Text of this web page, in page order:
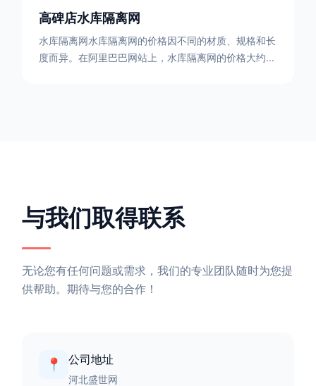
高碑店水库隔离网
水库隔离网水库隔离网的价格因不同的材质、规格和长
度而异。在阿里巴巴网站上，水库隔离网的价格大约在
与我们取得联系
无论您有任何问题或需求，我们的专业团队随时为您提
供帮助。期待与您的合作！
📍 公司地址
河北盛世网